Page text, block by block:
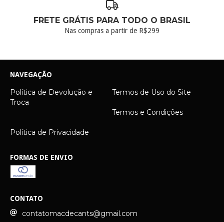
FRETE GRÁTIS PARA TODO O BRASIL
Nas compras a partir de R$299
NAVEGAÇÃO
Política de Devolução e
Troca
Termos de Uso do Site
Termos e Condições
Política de Privacidade
FORMAS DE ENVIO
CONTATO
contatomacdecants@gmail.com